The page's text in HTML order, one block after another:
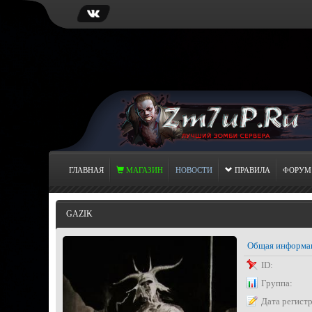
ГЛАВНАЯ МАГАЗИН НОВОСТИ ПРАВИЛА ФОРУМ
GAZIK
Общая
ID:
Группа:
Дата